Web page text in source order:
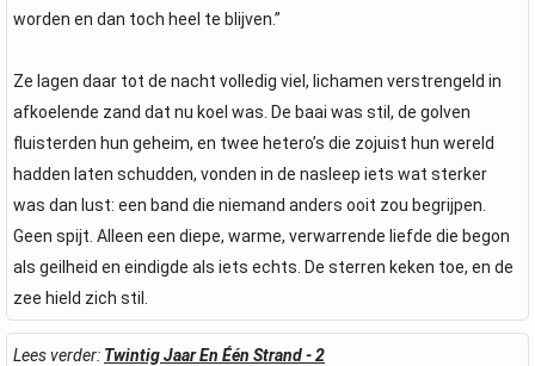
worden en dan toch heel te blijven.”
Ze lagen daar tot de nacht volledig viel, lichamen verstrengeld in
afkoelende zand dat nu koel was. De baai was stil, de golven
fluisterden hun geheim, en twee hetero’s die zojuist hun wereld
hadden laten schudden, vonden in de nasleep iets wat sterker
was dan lust: een band die niemand anders ooit zou begrijpen.
Geen spijt. Alleen een diepe, warme, verwarrende liefde die begon
als geilheid en eindigde als iets echts. De sterren keken toe, en de
zee hield zich stil.
Lees verder: Twintig Jaar En Één Strand - 2